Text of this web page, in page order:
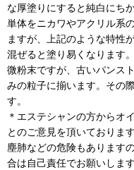
な厚塗りにすると純白にち
単体をニカワやアクリル系
ますが、上記のような特性
混ぜると塗り易くなります。
微粉末ですが、古いパンス
みの粒子に揃います。その
す。
＊エステシャンの方からオ
とのご意見を頂いておりま
塵肺などの危険もあります
合は自己責任でお願いします